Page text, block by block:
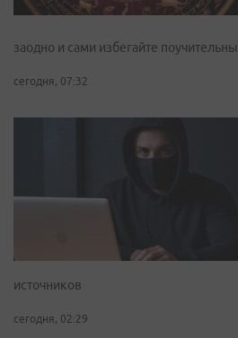
заодно и сами избегайте
сегодня, 07:32
источников
сегодня, 02:29